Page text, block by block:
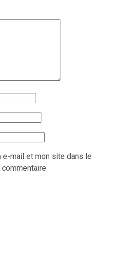
e-mail et mon site dans le